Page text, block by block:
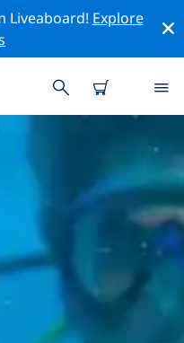
Liveaboard! Explore